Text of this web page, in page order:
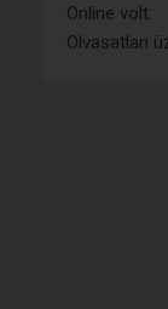
Online volt:
Olvasatlan